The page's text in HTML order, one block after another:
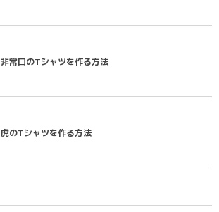
非常口のTシャツを作る方法
虎のTシャツを作る方法